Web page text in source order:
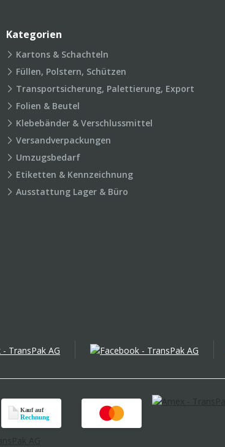
Kategorien
Kartons & Schachteln
Füllen, Polstern, Schützen
Transportsicherung, Palettierung, Export
Folien & Beutel
Klebebänder & Verschlussmittel
Versandverpackungen
Umzugsbedarf
Etiketten & Kennzeichnung
Ausstattung Lager & Büro